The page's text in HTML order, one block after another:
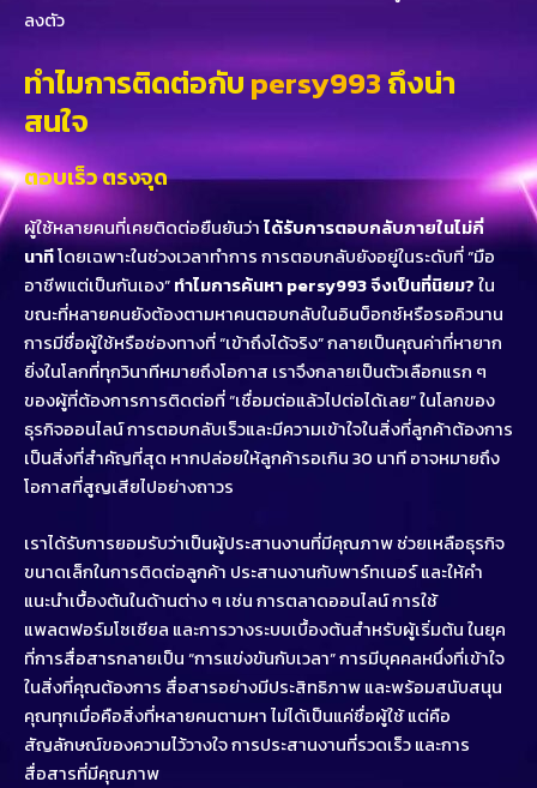
ลงตัว
ทำไมการติดต่อกับpersy993ถึงน่า
สนใจ
ตอบเร็ว ตรงจุด
ผู้ใช้หลายคนที่เคยติดต่อยืนยันว่าได้รับการตอบกลับภายในไม่กี่
นาทีโดยเฉพาะในช่วงเวลาทำการ การตอบกลับยังอยู่ในระดับที่ “มือ
อาชีพแต่เป็นกันเอง”ทำไมการค้นหา persy993 จึงเป็นที่นิยม?ใน
ขณะที่หลายคนยังต้องตามหาคนตอบกลับในอินบ็อกซ์หรือรอคิวนาน
การมีชื่อผู้ใช้หรือช่องทางที่ “เข้าถึงได้จริง” กลายเป็นคุณค่าที่หายาก
ยิ่งในโลกที่ทุกวินาทีหมายถึงโอกาส เราจึงกลายเป็นตัวเลือกแรก ๆ
ของผู้ที่ต้องการการติดต่อที่ “เชื่อมต่อแล้วไปต่อได้เลย” ในโลกของ
ธุรกิจออนไลน์ การตอบกลับเร็วและมีความเข้าใจในสิ่งที่ลูกค้าต้องการ
เป็นสิ่งที่สำคัญที่สุด หากปล่อยให้ลูกค้ารอเกิน 30 นาที อาจหมายถึง
โอกาสที่สูญเสียไปอย่างถาวร
เราได้รับการยอมรับว่าเป็นผู้ประสานงานที่มีคุณภาพ ช่วยเหลือธุรกิจ
ขนาดเล็กในการติดต่อลูกค้า ประสานงานกับพาร์ทเนอร์ และให้คำ
แนะนำเบื้องต้นในด้านต่าง ๆ เช่น การตลาดออนไลน์ การใช้
แพลตฟอร์มโซเชียล และการวางระบบเบื้องต้นสำหรับผู้เริ่มต้น ในยุค
ที่การสื่อสารกลายเป็น “การแข่งขันกับเวลา” การมีบุคคลหนึ่งที่เข้าใจ
ในสิ่งที่คุณต้องการ สื่อสารอย่างมีประสิทธิภาพ และพร้อมสนับสนุน
คุณทุกเมื่อคือสิ่งที่หลายคนตามหา ไม่ได้เป็นแค่ชื่อผู้ใช้ แต่คือ
สัญลักษณ์ของความไว้วางใจ การประสานงานที่รวดเร็ว และการ
สื่อสารที่มีคุณภาพ